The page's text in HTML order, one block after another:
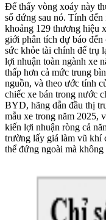
Để thấy vòng xoáy này
số đứng sau nó. Tính
khoảng 129 thương hiệu
giới phân tích dự báo
sức khỏe tài chính để trụ
lợi nhuận toàn ngành xe
thấp hơn cả mức trung
nguồn, và theo ước tính
chiếc xe bán trong nước
BYD, hãng dẫn đầu thị
mẫu xe trong năm 2025,
kiến lợi nhuận ròng cả
trường lấy giá làm vũ khí
thể đứng ngoài mà